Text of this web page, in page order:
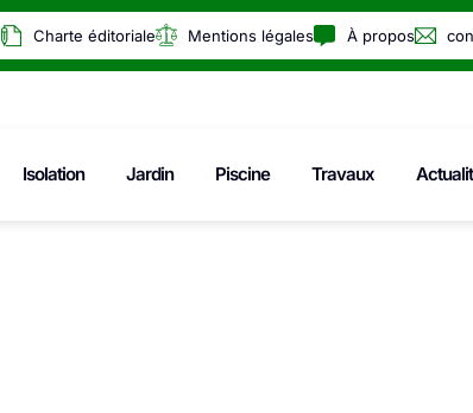
Charte éditoriale Mentions légales À propos
Isolation Jardin Piscine Travaux